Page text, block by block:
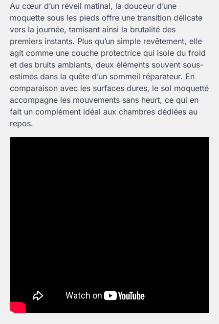
Au cœur d’un réveil matinal, la douceur d’une
moquette sous les pieds offre une transition délicate
vers la journée, tamisant ainsi la brutalité des
premiers instants. Plus qu’un simple revêtement, elle
agit comme une couche protectrice qui isole du froid
et des bruits ambiants, deux éléments souvent sous-
estimés dans la quête d’un sommeil réparateur. En
comparaison avec les surfaces dures, le sol moquetté
accompagne les mouvements sans heurt, ce qui en
fait un complément idéal aux chambres dédiées au
repos.